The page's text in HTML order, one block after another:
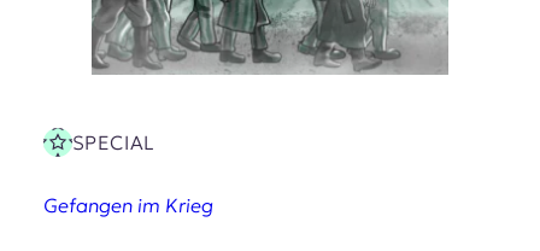
SPECIAL
Gefangen im Krieg